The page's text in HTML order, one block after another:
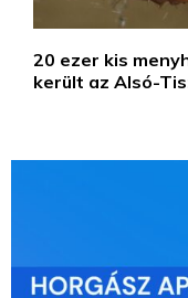
20 ezer kis
került az Alsó-